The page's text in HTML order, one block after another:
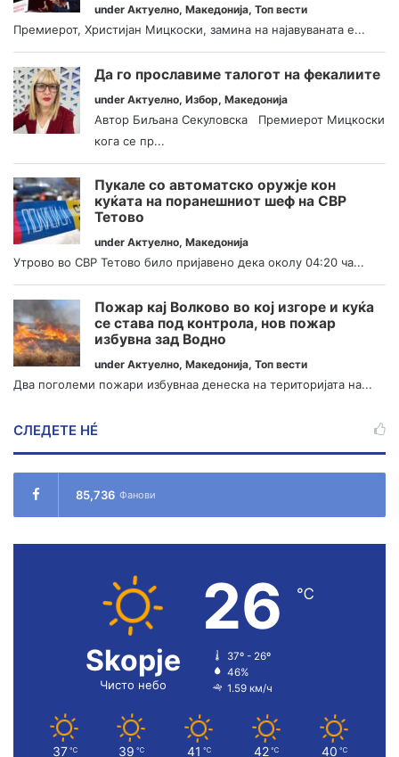
under Актуелно, Македонија, Топ вести
Премиерот, Христијан Мицкоски, замина на најавуваната е...
Да го прославиме талогот на фекалиите
under Актуелно, Избор, Македонија
Автор Биљана Секуловска Премиерот Мицкоски
кога се пр...
Пукале со автоматско оружје кон
куќата на поранешниот шеф на СВР
Тетово
under Актуелно, Македонија
Утрово во СВР Тетово било пријавено дека околу 04:20 ча...
Пожар кај Волково во кој изгоре и куќа
се става под контрола, нов пожар
избувна зад Водно
under Актуелно, Македонија, Топ вести
Два поголеми пожари избувнаа денеска на територијата на...
СЛЕДЕТЕ НÉ
85,736 Фанови
Skopje
Чисто небо
26 ℃
37º - 26º
46%
1.59 км/ч
37 ℃ 39 ℃ 41 ℃ 42 ℃ 40 ℃